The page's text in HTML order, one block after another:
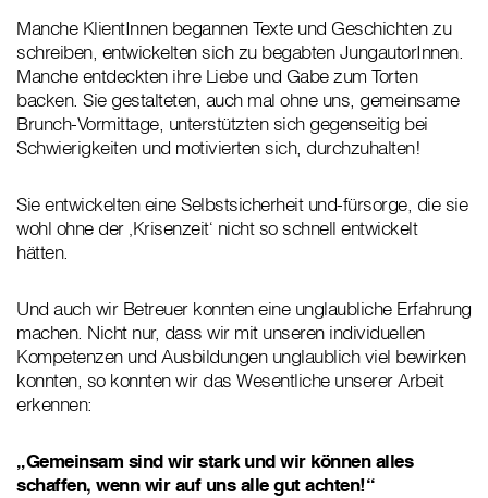
Manche KlientInnen begannen Texte und Geschichten zu
schreiben, entwickelten sich zu begabten JungautorInnen.
Manche entdeckten ihre Liebe und Gabe zum Torten
backen. Sie gestalteten, auch mal ohne uns, gemeinsame
Brunch-Vormittage, unterstützten sich gegenseitig bei
Schwierigkeiten und motivierten sich, durchzuhalten!
Sie entwickelten eine Selbstsicherheit und-fürsorge, die sie
wohl ohne der ‚Krisenzeit‘ nicht so schnell entwickelt
hätten.
Und auch wir Betreuer konnten eine unglaubliche Erfahrung
machen. Nicht nur, dass wir mit unseren individuellen
Kompetenzen und Ausbildungen unglaublich viel bewirken
konnten, so konnten wir das Wesentliche unserer Arbeit
erkennen:
„Gemeinsam sind wir stark und wir können alles
schaffen, wenn wir auf uns alle gut achten!“